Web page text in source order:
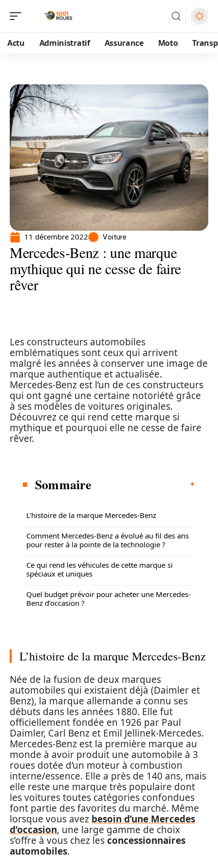
Actu Administratif Assurance Moto
11 décembre 2022 Voiture
Mercedes-Benz : une marque
mythique qui ne cesse de faire
rêver
Les constructeurs automobiles
emblématiques sont ceux qui arrivent
malgré les années à conserver une image de
marque authentique et actualisée.
Mercedes-Benz est l’un de ces constructeurs
qui ont gagné une certaine notoriété grâce
à ses modèles de voitures originales.
Découvrez ce qui rend cette marque si
mythique et pourquoi elle ne cesse de faire
rêver.
Sommaire
L’histoire de la marque Mercedes-Benz
Comment Mercedes-Benz a évolué au fil des ans
pour rester à la pointe de la technologie ?
Ce qui rend les véhicules de cette marque si
spéciaux et uniques
Quel budget prévoir pour acheter une Mercedes-
Benz d’occasion ?
L’histoire de la marque Mercedes-Benz
Née de la fusion de deux marques
automobiles qui existaient déjà (Daimler et
Benz), la marque allemande a connu ses
débuts dans les années 1880. Elle fut
officiellement fondée en 1926 par Paul
Daimler, Carl Benz et Emil Jellinek-Mercedes.
Mercedes-Benz est la première marque au
monde à avoir produit une automobile à 3
roues dotée d’un moteur à combustion
interne/essence. Elle a près de 140 ans, mais
elle reste une marque très populaire dont
les voitures toutes catégories confondues
font partie des favorites du marché. Même
lorsque vous avez besoin d’une Mercedes
d’occasion, une large gamme de choix
s’offre à vous chez lesconcessionnaires
automobiles.